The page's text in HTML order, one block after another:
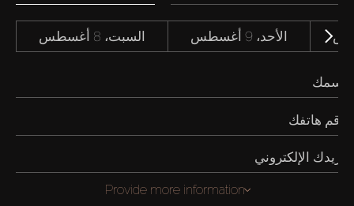
السبت، 8 أغسطس الأحد، 9 أغسطس
Provide more information